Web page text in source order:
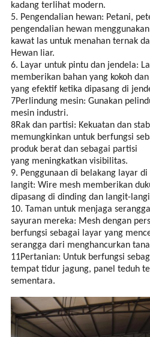
kadang terlihat modern.
5. Pengendalian hewan: Petani,
pengendalian hewan
kawat las untuk menahan ternak
Hewan liar.
6. Layar untuk pintu dan jendela:
memberikan bahan yang kokoh
yang efektif ketika dipasang di
7Perlindung mesin: Gunakan
mesin industri.
8Rak dan partisi: Kekuatan dan
memungkinkan untuk berfungsi
produk berat dan sebagai partisi
yang meningkatkan visibilitas.
9. Penggunaan di belakang layar
langit: Wire mesh memberikan
dipasang di dinding dan langit-
10. Taman untuk menjaga
sayuran mereka: Mesh dengan
berfungsi sebagai layar yang
serangga dari menghancurkan
11Pertanian: Untuk berfungsi
tempat tidur jagung, panel teduh
sementara.